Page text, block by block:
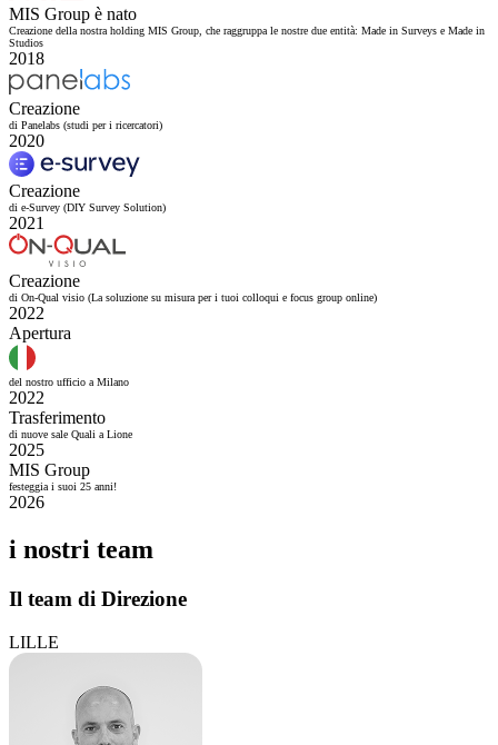
MIS Group è nato
Creazione della nostra holding MIS Group, che raggruppa le nostre due entità: Made in Surveys e Made in
Studios
2018
Creazione
di Panelabs (studi per i ricercatori)
2020
Creazione
di e-Survey (DIY Survey Solution)
2021
Creazione
di On-Qual visio (La soluzione su misura per i tuoi colloqui e focus group online)
2022
Apertura
del nostro ufficio a Milano
2022
Trasferimento
di nuove sale Quali a Lione
2025
MIS Group
festeggia i suoi 25 anni!
2026
i nostri team
Il team di Direzione
LILLE